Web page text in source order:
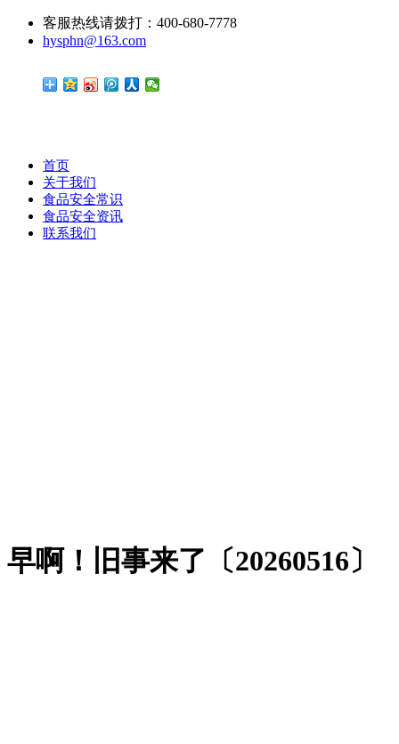
客服热线请拨打：400-680-7778
hysphn@163.com
首页
关于我们
食品安全常识
食品安全资讯
联系我们
早啊！旧事来了〔20260516〕